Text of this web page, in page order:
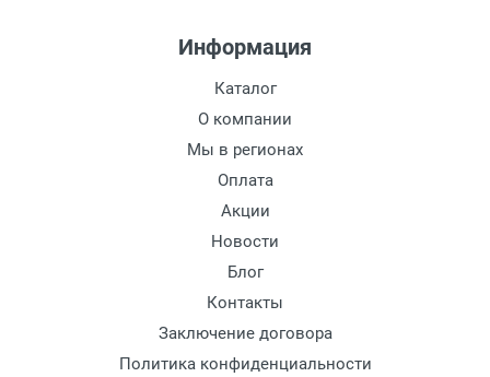
Информация
Каталог
О компании
Мы в регионах
Оплата
Акции
Новости
Блог
Контакты
Заключение договора
Политика конфиденциальности